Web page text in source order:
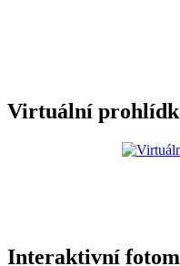
Virtuální
Interaktivní